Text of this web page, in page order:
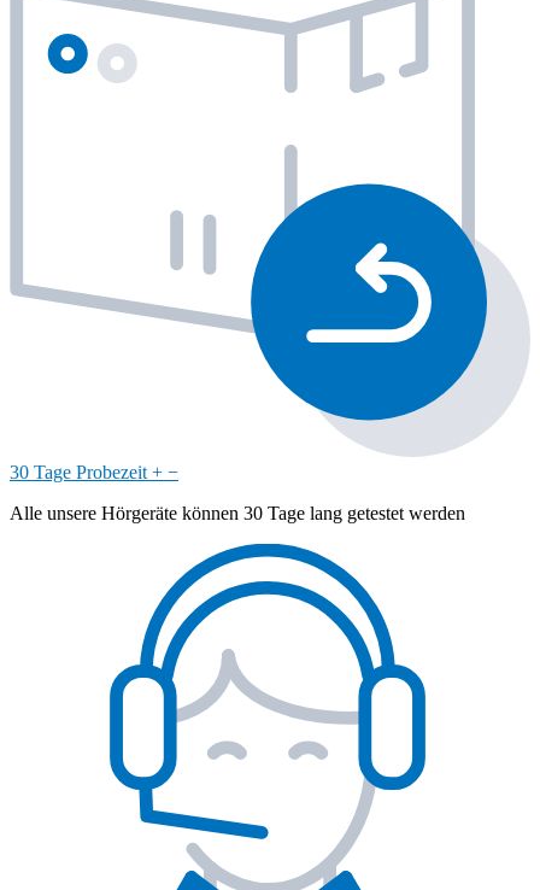
30 Tage Probezeit + −
Alle unsere Hörgeräte können 30 Tage lang getestet werden